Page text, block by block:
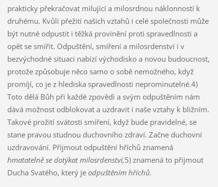
prakticky překračovat milující a milosrdnou náklonností k
druhému. Kvůli přežití našich vztahů i celé společnosti může
být nutné odpustit i těžká provinění proti spravedlnosti a
opět se smířit. Odpuštění, smíření a milosrdenství i v
bezvýchodné situaci nabízí východisko a novou budoucnost,
protože způsobuje něco samo o sobě nemožného, když
promíjí, co je z hlediska spravedlnosti neprominutelné.4)
Toto dělá Bůh při každé zpovědi a svým odpuštěním nám
dává možnost odblokovat a uzdravit i naše vztahy k bližním.
Takové prožití svátosti smíření, když bude pravidelné, se
stane pravou studnou duchovního zdraví. Začne duchovní
uzdravování. Přijmout odpuštění hříchů znamená
hmatatelně se dotýkat milosrdenství,5) znamená to přijmout
Ducha Svatého, který je odpuštěním hříchů.